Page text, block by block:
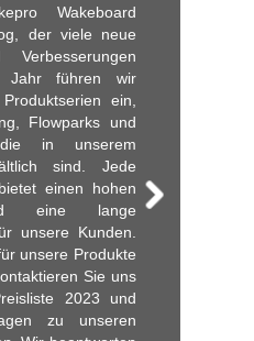
Wakeboard
der viele neue
Jahr führen wir
ein,
Flowparks und
die in unserem
sind. Jede
einen hohen
eine lange
unsere Kunden.
unsere Produkte
Sie uns
2023 und
zu unseren